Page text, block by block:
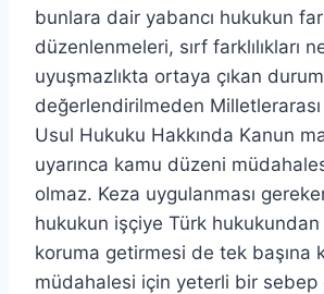
bunlara dair yabancı hukukun
düzenlenmeleri, sırf farklılıkları
uyuşmazlıkta ortaya çıkan durum
değerlendirilmeden
Usul Hukuku Hakkında Kanun
uyarınca kamu düzeni
olmaz. Keza uygulanması
hukukun işçiye Türk
koruma getirmesi de tek başına
müdahalesi için yeterli bir sebep